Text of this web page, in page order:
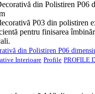
din Polistiren P06
Interioare Profile PROFILE